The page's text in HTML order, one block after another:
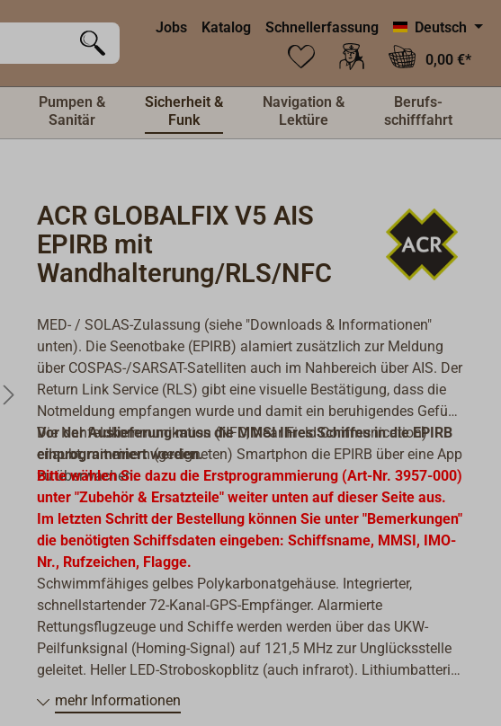
Jobs Katalog Schnellerfassung
Deutsch
0,00 €*
Pumpen &
Sanitär
Sicherheit &
Funk
Navigation &
Lektüre
Berufs-
schifffahrt
ACR GLOBALFIX V5 AIS
EPIRB mit
Wandhalterung/RLS/NFC
MED- / SOLAS-Zulassung (siehe "Downloads & Informationen"
unten). Die Seenotbake (EPIRB) alamiert zusätzlich zur Meldung
über COSPAS-/SARSAT-Satelliten auch im Nahbereich über AIS. Der
Return Link Service (RLS) gibt eine visuelle Bestätigung, dass die
Notmeldung empfangen wurde und damit ein beruhigendes Gefühl.
Die Nahfeldkommunikation (NFC, Near Field Communication)
erlaubt, mit einem (geeigneten) Smartphon die EPIRB über eine App
zu überwachen.
Vor der Auslieferung muss die MMSI Ihres Schiffes in die EPIRB
einprogrammiert werden.
Bitte wählen Sie dazu die Erstprogrammierung (Art-Nr. 3957-000)
unter "Zubehör & Ersatzteile" weiter unten auf dieser Seite aus.
Im letzten Schritt der Bestellung können Sie unter "Bemerkungen"
die benötigten Schiffsdaten eingeben: Schiffsname, MMSI, IMO-
Nr., Rufzeichen, Flagge.
Schwimmfähiges gelbes Polykarbonatgehäuse. Integrierter,
schnellstartender 72-Kanal-GPS-Empfänger. Alarmierte
Rettungsflugzeuge und Schiffe werden werden über das UKW-
Peilfunksignal (Homing-Signal) auf 121,5 MHz zur Unglücksstelle
geleitet. Heller LED-Stroboskopblitz (auch infrarot). Lithiumbatterie
mit zehn Jahren Wechselzyklus. Platzsparende, einklappbare
Antenne. Mit Selbsttestfunktionen.
mehr Informationen